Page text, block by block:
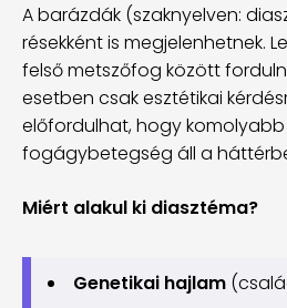
A barázdák (szaknyelven:
résekként is megjelenhetnek.
felső metszőfog között
esetben csak esztétikai
előfordulhat, hogy
fogágybetegség áll a
Miért alakul ki diasztéma?
Genetikai hajlam